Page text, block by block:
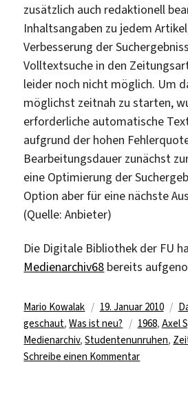
zusätzlich auch redaktionell
Inhaltsangaben zu jedem
Verbesserung der
Volltextsuche in den
leider noch nicht möglich. Um
möglichst zeitnah zu starten,
erforderliche automatische
aufgrund der hohen
Bearbeitungsdauer zunächst
eine Optimierung der
Option aber für eine nächste
(Quelle: Anbieter)
Die Digitale Bibliothek der FU
Medienarchiv68 bereits
Autor
Mario Kowalak
Veröffentlicht
am
19. Januar 2010
geschaut,Was ist neu? 1968, Axel
Medienarchiv,Studentenunruhen,
Schreibe einen Kommentarzu